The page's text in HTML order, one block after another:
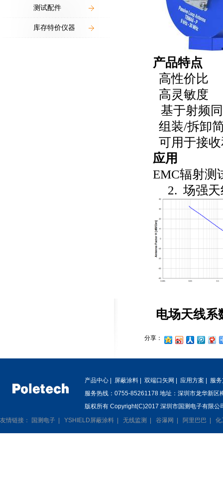
测试配件
库存特价仪器
产品特点
高性价比
高灵敏度
基于射频
组装/拆卸
可用于接
应用
EMC辐射测
2. 场强天
电场天线系
分享：
产品中心 屏蔽涂料 双端口矢网 应用方案
服
服务热线：0755-85261178 地址：深圳市龙华新区
版权所有 Copyright(C)2017 深圳市国测电子有限公
友情链接：
国测电子 YSHIELD屏蔽涂料 无线监测 谷瀑网 阿里巴巴 化